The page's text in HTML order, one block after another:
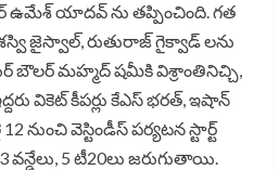
ఉమేశ్ యాదవ్ ను తప్పించింది. గత
జైస్వాల్, రుతురాజ్ గైక్వాడ్ లను
బౌలర్ మహ్మద్ షమీకి విశ్రాంతినిచ్చి,
వికెట్ కీపర్లు కేఎస్ భరత్, ఇషాన్
నుంచి వెస్టిండీస్ పర్యటన స్టార్ట్
వన్డేలు, 5 టీ20లు జరుగుతాయి.